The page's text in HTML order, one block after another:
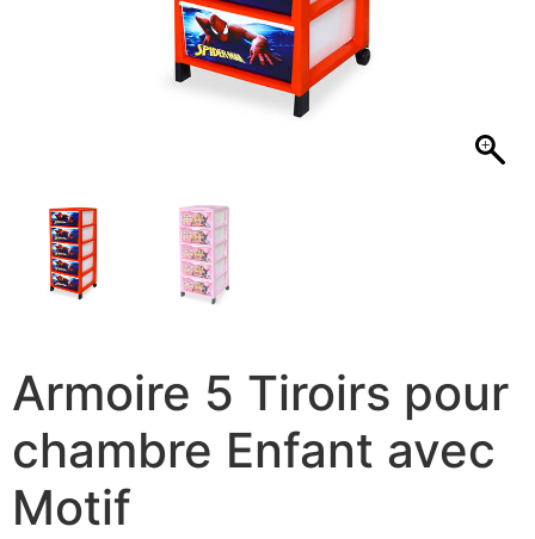
Armoire 5 Tiroirs pour
chambre Enfant avec
Motif